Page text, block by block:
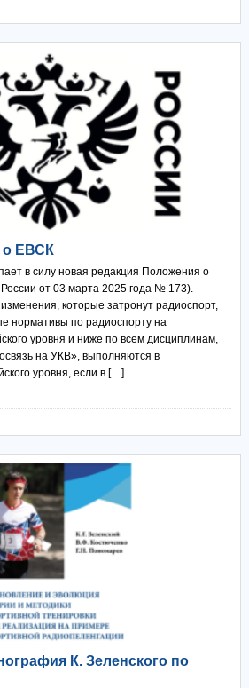
о ЕВСК
в силу новая редакция Положения о
от 03 марта 2025 года № 173).
которые затронут радиоспорт,
нормативы по радиоспорту на
уровня и ниже по всем дисциплинам,
на УКВ», выполняются в
уровня, если в […]
К. Зеленского по